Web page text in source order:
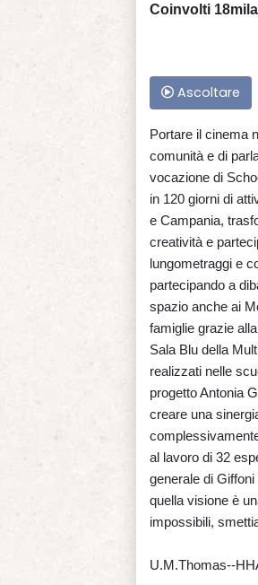
Coinvolti
Ascoltare
Portare il cinema
comunità e di
vocazione di
in 120 giorni di
e Campania,
creatività e
lungometraggi e
partecipando a
spazio anche ai
famiglie grazie
Sala Blu della
realizzati nelle
progetto Antonia
creare una
al lavoro di 32
generale di
quella visione è
impossibili,
U.M.Thomas--